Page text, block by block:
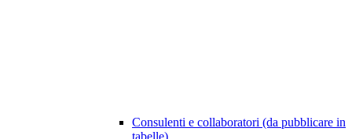
Consulenti e collaboratori (da pubblicare in